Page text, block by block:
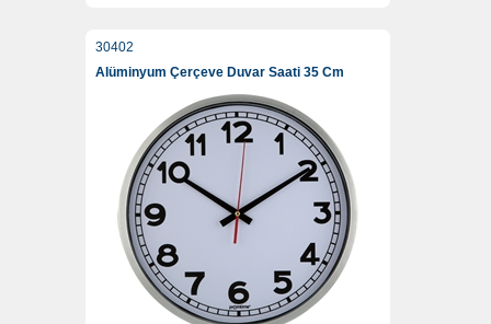
30402
Alüminyum Çerçeve Duvar Saati 35 Cm